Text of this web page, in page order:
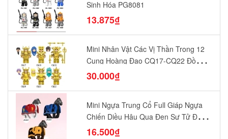
Sinh Hóa PG8081
13.875₫
Mini Nhân Vật Các Vị Thần Trong 12
Cung Hoàng Đạo CQ17-CQ22 Đồ
Chơi Lắp Ráp Mô Hình Yêu Thích
30.000₫
Mini Ngựa Trung Cổ Full Giáp Ngựa
Chiến Diều Hâu Quạ Đen Sư Tử Đỏ
N1003 - N1005 Đồ Chơi Lắp Ráp Mô
16.500₫